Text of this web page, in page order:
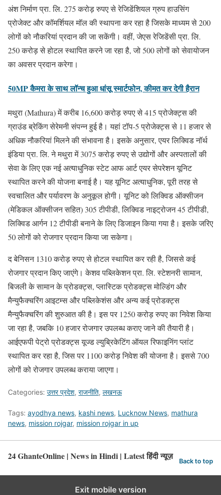
अंश निर्माण प्रा. लि. 275 करोड़ रुपए से रेजिडेंशियल ग्रुप हाउसिंग
प्रोजेक्ट और कॉमर्शियल मॉल की स्थापना कर रहा है जिसके माध्यम से 200
लोगों को नौकरियां प्रदान की जा सकेंगी। वहीं, जेएस रेजिडेंसी प्रा. लि.
250 करोड़ से होटल स्थापित करने जा रहा है, जो 500 लोगों को सेवायोजन
का अवसर प्रदान करेगा।
50MP कैमरा के साथ लॉन्च हुआ धांसू स्मार्टफोन, कीमत कर देगी हैरान
मथुरा (Mathura) में करीब 16,600 करोड़ रुपए से 415 प्रोजेक्ट्स की
ग्राउंड ब्रेकिंग सेरेमनी संपन्न हुई है। यहां टॉप-5 प्रोजेक्ट्स से 11 हजार से
अधिक नौकरियां मिलने की संभावना है। इसके अनुसार, एयर लिक्विड नॉर्थ
इंडिया प्रा. लि. ने मथुरा में 3075 करोड़ रुपए से उद्योगों और अस्पतालों की
सेवा के लिए एक नई अत्याधुनिक स्टेट आफ आर्ट एयर सेपरेशन यूनिट
स्थापित करने की योजना बनाई है। यह यूनिट अत्याधुनिक, पूरी तरह से
स्वचालित और पर्यावरण के अनुकूल होगी। यूनिट को लिक्विड ऑक्सीजन
(मेडिकल ऑक्सीजन सहित) 305 टीपीडी, लिक्विड नाइट्रोजन 45 टीपीडी,
लिक्विड आर्गन 12 टीपीडी बनाने के लिए डिजाइन किया गया है। इसके जरिए
50 लोगों को रोजगार प्रदान किया जा सकेगा।
द बेनिसन 1310 करोड़ रुपए से होटल स्थापित कर रही है, जिससे कई
रोजगार प्रदान किए जाएंगे। केशव पब्लिकेशन प्रा. लि. स्टेशनरी सामान,
बिजली के सामान के प्रोडक्ट्स, प्लास्टिक प्रोडक्ट्स मोल्डिंग और
मैन्युफैक्चरिंग आइटम्स और पब्लिकेशंस और अन्य कई प्रोडक्ट्स
मैन्युफैक्चरिंग की शुरुआत की है। इस पर 1250 करोड़ रुपए का निवेश किया
जा रहा है, जबकि 10 हजार रोजगार उपलब्ध कराए जाने की तैयारी है।
आईएफपी पेट्रो प्रोडक्ट्स यूज्ड ल्युब्रिकेटिंग ऑयल रिफाइनिंग प्लांट
स्थापित कर रहा है, जिस पर 1100 करोड़ निवेश की योजना है। इससे 700
लोगों को रोजगार उपलब्ध कराया जाएगा।
Categories: उत्तर प्रदेश, राजनीति, लखनऊ
Tags: ayodhya news, kashi news, Lucknow News, mathura
news, mission rojgar, mission rojgar in up
24 GhanteOnline | News in Hindi | Latest हिंदी न्यूज़ Back to top
Exit mobile version